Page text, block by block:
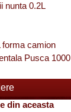
nunta 0.2L
forma camion
Pusca 1000
din aceasta